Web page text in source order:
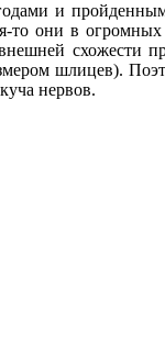
и
они в огромных
схожести
шлицев).
нервов.